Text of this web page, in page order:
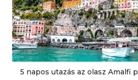
5 napos utazás az olasz Amalfi